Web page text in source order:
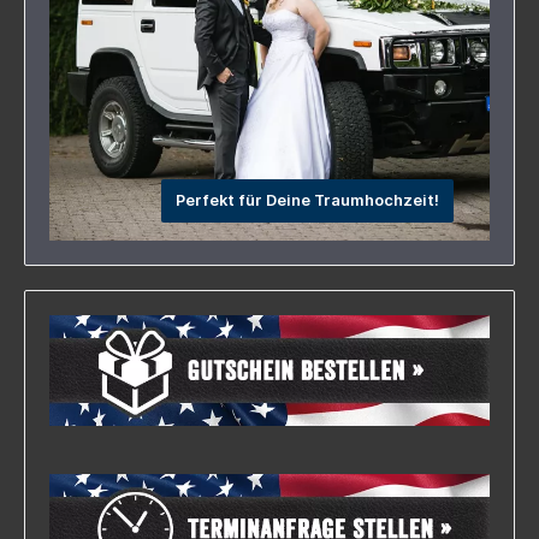
physische und psychische
VerfassungMitzubringen sind:- festes Schuhwerk-
Personalausweis- Führerschein- EC-Karte (zur
Hinterlegung der Kaution in Höhe von 500,00
EUR)
Perfekt für Deine Traumhochzeit!